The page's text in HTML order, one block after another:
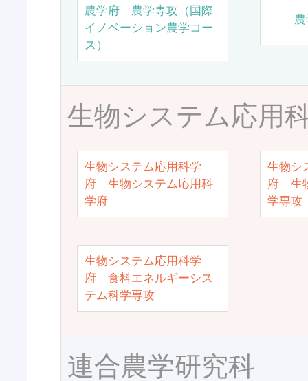
農学府 農学専攻（国際
イノベーション農学コー
ス）
生物システム応用
生物システム応用科学
府 生物システム応用科
学府
生物シ
府 生
学専攻
生物システム応用科学
府 食料エネルギーシス
テム科学専攻
連合農学研究科